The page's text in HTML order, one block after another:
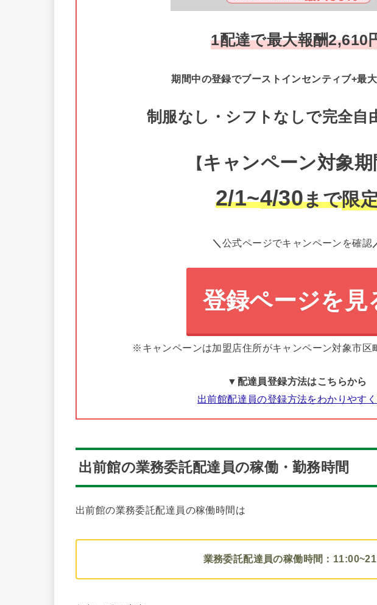
1配達で最大報酬2,610
期間中の登録でブーストインセンティブ+最
制服なし・シフトなしで完全自
【 キャンペーン対象期
2/1~4/30まで限
＼ 公式ページでキャンペーンを確認
登録ページを見
※キャンペーンは加盟店住所がキャンペーン対象市区
▼配達員登録方法はこちらから
出前館配達員の登録方法をわかりやす
出前館の業務委託配達員の稼働・勤務時間
出前館の業務委託配達員の稼働時間は
業務委託配達員の稼働時間：